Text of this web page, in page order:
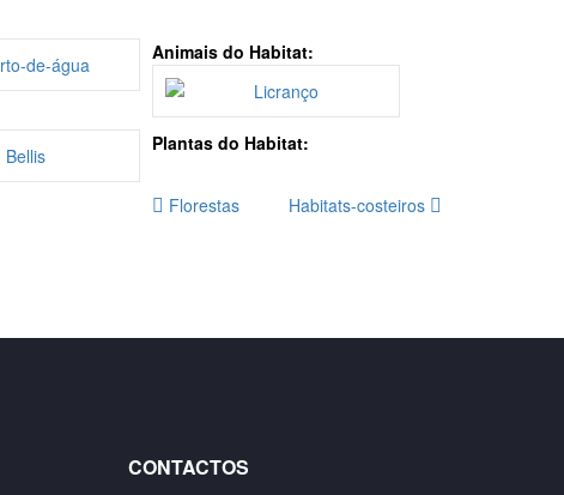
Animais do Habitat:
Plantas do Habitat:
Florestas Habitats-costeiros
CONTACTOS